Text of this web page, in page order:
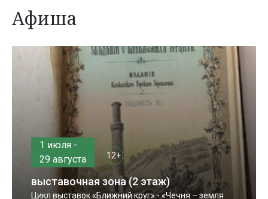
Афиша
1 июля -
29 августа
12+
выставочная зона (2 этаж)
Цикл выставок «Ближний круг» - «Чечня – земля